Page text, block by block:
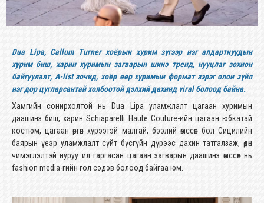
Dua Lipa, Callum Turner хоёрын хурим зүгээр нэг алдартнуудын
хурим биш, харин хуримын загварын шинэ тренд, нууцлаг зохион
байгуулалт, A-list зочид, хоёр өөр хуримын формат зэрэг олон зүйл
нэг дор цугларсантай холбоотой дэлхий дахинд viral болоод байна.
Хамгийн сонирхолтой нь Dua Lipa уламжлалт цагаан хуримын
даашинз биш, харин Schiaparelli Haute Couture-ийн цагаан юбкатай
костюм, цагаан өргөн хүрээтэй малгай, бээлий өмссөн бол Сицилийн
баярын үеэр уламжлалт сүйт бүсгүйн дүрээс дахин татгалзаж, өдөн
чимэглэлтэй нуруу ил гаргасан цагаан загварын даашинз өмссөн нь
fashion media-гийн гол сэдэв болоод байгаа юм.